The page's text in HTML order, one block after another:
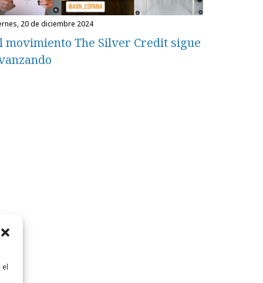
el
20 de diciembre 2024
movimiento The Silver Credit sigue